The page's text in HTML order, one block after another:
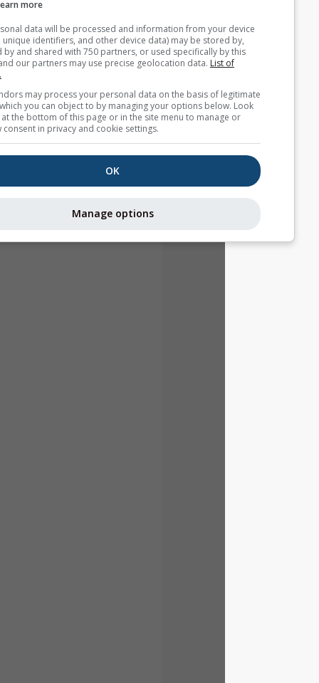
Your personal data will be processed and information from
(cookies, unique identifiers, and other device data) may be
accessed by and shared with 750 partners, or used specifically
site. We and our partners may use precise geolocation data.
Some vendors may process your personal data on the basis of
interest, which you can object to by managing your options
for a link at the bottom of this page or in the site menu to
withdraw consent in privacy and cookie settings.